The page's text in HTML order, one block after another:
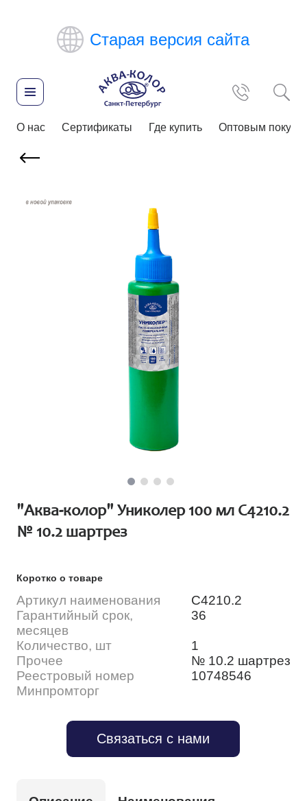
Старая версия сайта
О нас Сертификаты Где купить Оптовым
"Аква-колор" Униколер 100 мл С4210.2
№ 10.2 шартрез
Коротко о товаре
Артикул наименования
С4210.2
Гарантийный срок,
месяцев
36
Количество, шт
1
Прочее
№ 10.2 шартрез
Реестровый номер
Минпромторг
10748546
Связаться с нами